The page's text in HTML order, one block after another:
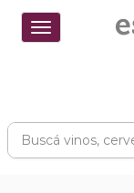
Toggle
navigation